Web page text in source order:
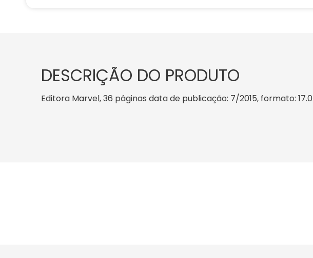
DESCRIÇÃO DO PRODUTO
Editora Marvel, 36 páginas data de publicação: 7/2015, formato: